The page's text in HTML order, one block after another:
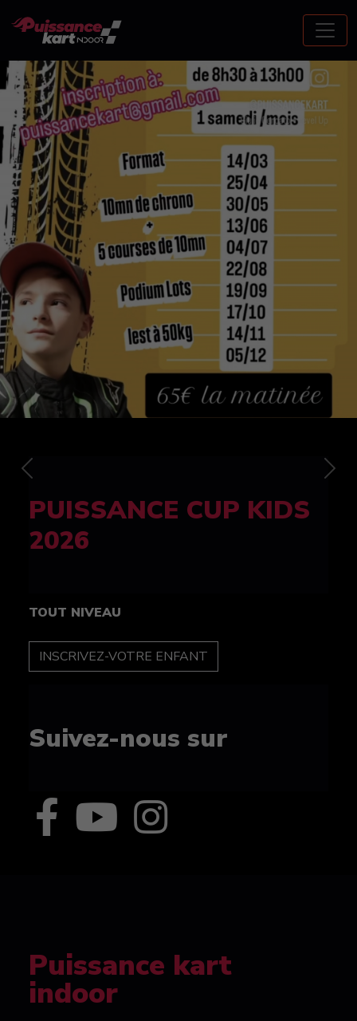
FELINE CUP 100%
féminine
TOUT NIVEAU
INSCRIPTION
Suivez-nous sur
Previous Next
Puissance kart
indoor